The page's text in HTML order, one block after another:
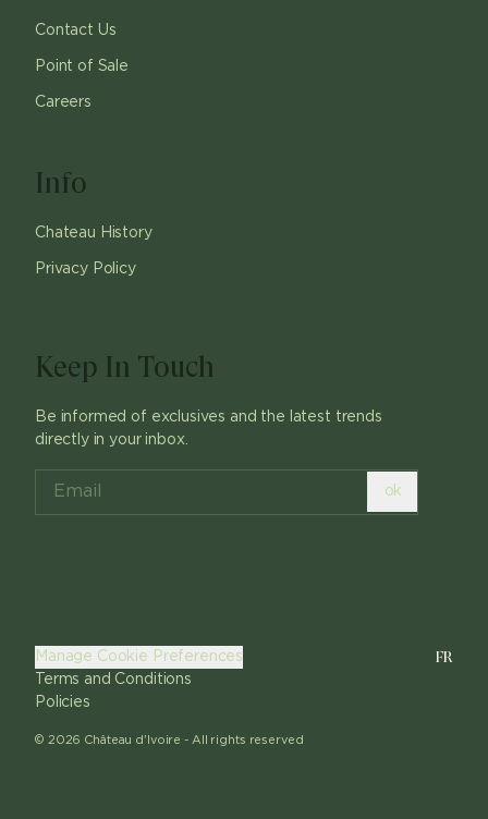
Contact Us
Point of Sale
Careers
Info
Chateau History
Privacy Policy
Keep In Touch
Be informed of exclusives and the latest trends
directly in your inbox.
ok
© 2026 Château d'Ivoire - All rights reserved
Manage Cookie Preferences
Terms and Conditions
Policies
FR